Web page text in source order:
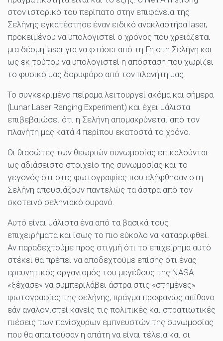
στον ιστορικό του περίπατο στην επιφάνεια της
Σελήνης εγκατέστησε έναν ειδικό ανακλαστήρα laser,
προκειμένου να υπολογιστεί ο χρόνος που χρειάζεται
μια δέσμη laser για να φτάσει από τη Γη στη Σελήνη και
ως εκ τούτου να υπολογιστεί η απόσταση που χωρίζει
το φυσικό μας δορυφόρο από τον πλανήτη μας.
Το συγκεκριμένο πείραμα λειτουργεί ακόμα και σήμερα
(Lunar Laser Ranging Experiment) και έχει μάλιστα
επιβεβαιώσει ότι η Σελήνη απομακρύνεται από τον
πλανήτη μας κατά 4 περίπου εκατοστά το χρόνο.
Οι θιασώτες των θεωριών συνωμοσίας επικαλούνται
ως αδιάσειστο στοιχείο της συνωμοσίας και το
γεγονός ότι στις φωτογραφίες που ελήφθησαν στη
Σελήνη απουσιάζουν παντελώς τα άστρα από τον
σκοτεινό σεληνιακό ουρανό.
Αυτό είναι μάλιστα ένα από τα βασικά τους
επιχειρήματα και ίσως το πιο εύκολο να καταρριφθεί.
Αν παραδεχτούμε προς στιγμή ότι το επιχείρημα αυτό
στέκει θα πρέπει να αποδεχτούμε επίσης ότι ένας
ερευνητικός οργανισμός του μεγέθους της NASA
«ξέχασε» να συμπεριλάβει άστρα στις «στημένες»
φωτογραφίες της σελήνης, πράγμα προφανώς απίθανο
εάν αναλογιστεί κανείς τις πολιτικές και στρατιωτικές
πιέσεις των πανίσχυρων εμπνευστών της συνωμοσίας
που θα απαιτούσαν η απάτη να είναι τέλεια και οι